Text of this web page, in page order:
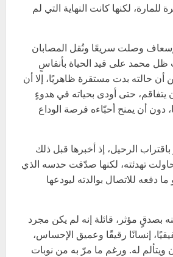
للمارة، لكنها كانت النهاية التي لم
وصلت سريعًا ونُقل المصابان
محمد على قيد الحياة بأنفاسٍ
أن حالته بدت مستقرة ظاهريًا، إلا أن
يتفاقم، حتى أودى بحياته في هدوءٍ
دون أن يمنح أحبّاءه فرصة الوداع
الرحيل، إذ أخبرها قبل ذلك
تهدئته، لكنها صدّقت حدسه الذي
دفعه للاتصال بوالدته ليودعها
بصدقٍ مؤثر، قائلة إنه لم يكن مجرد
إنسانًا رقيقًا وعميق الإحساس،
ويتألم له. ورغم ما مرّ به من نوبات